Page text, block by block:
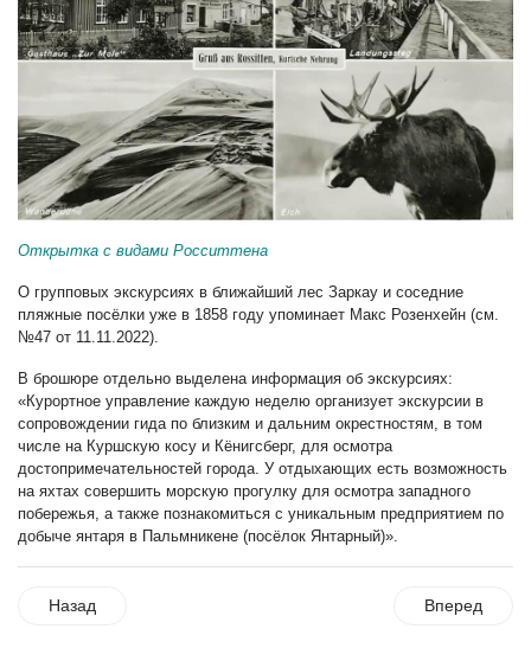
Открытка с видами Росситтена
О групповых экскурсиях в ближайший лес Заркау и соседние
пляжные посёлки уже в 1858 году упоминает Макс Розенхейн (см.
№47 от 11.11.2022).
В брошюре отдельно выделена информация об экскурсиях:
«Курортное управление каждую неделю организует экскурсии в
сопровождении гида по близким и дальним окрестностям, в том
числе на Куршскую косу и Кёнигсберг, для осмотра
достопримечательностей города. У отдыхающих есть возможность
на яхтах совершить морскую прогулку для осмотра западного
побережья, а также познакомиться с уникальным предприятием по
добыче янтаря в Пальмникене (посёлок Янтарный)».
Назад Вперед